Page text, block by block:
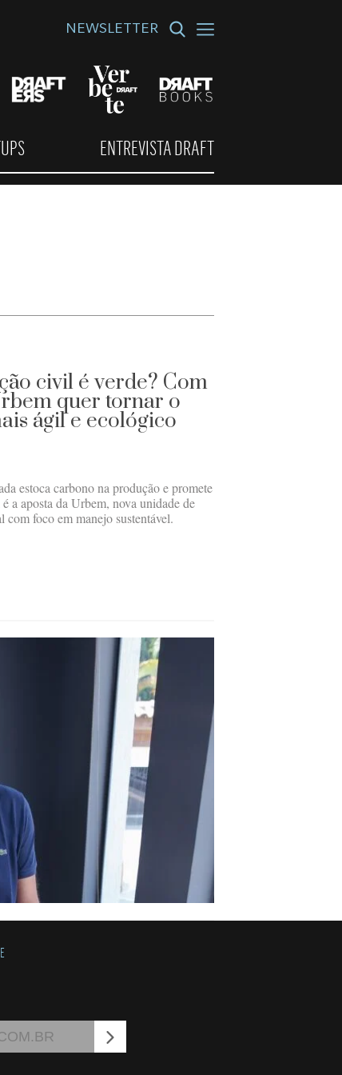
NEWSLETTER
ENTREVISTA DRAFT
civil é verde? Com
quer tornar o
ágil e ecológico
estoca carbono na produção e promete
a aposta da Urbem, nova unidade de
com foco em manejo sustentável.